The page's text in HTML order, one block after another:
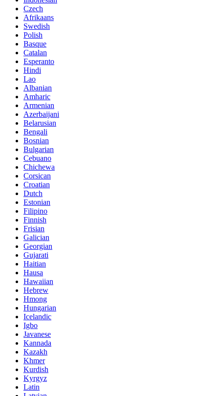
Czech
Afrikaans
Swedish
Polish
Basque
Catalan
Esperanto
Hindi
Lao
Albanian
Amharic
Armenian
Azerbaijani
Belarusian
Bengali
Bosnian
Bulgarian
Cebuano
Chichewa
Corsican
Croatian
Dutch
Estonian
Filipino
Finnish
Frisian
Galician
Georgian
Gujarati
Haitian
Hausa
Hawaiian
Hebrew
Hmong
Hungarian
Icelandic
Igbo
Javanese
Kannada
Kazakh
Khmer
Kurdish
Kyrgyz
Latin